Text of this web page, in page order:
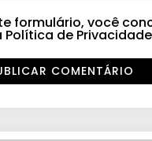
formulário, você
Política de